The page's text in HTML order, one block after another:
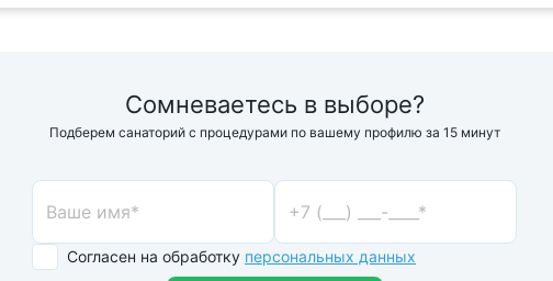
Сомневаетесь в выборе?
Подберем санаторий с процедурами по вашему профилю за 15 минут
Согласен на обработку персональных данных